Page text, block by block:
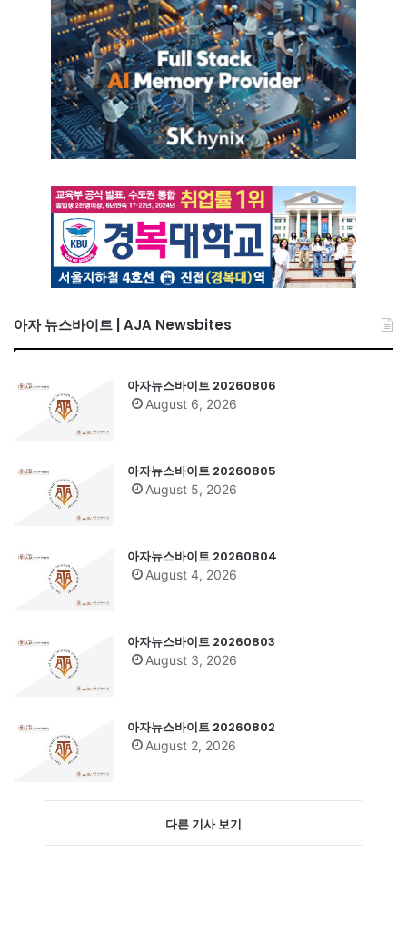
아자 뉴스바이트 | AJA Newsbites
아자뉴스바이트 20260806
August 6, 2026
아자뉴스바이트 20260805
August 5, 2026
아자뉴스바이트 20260804
August 4, 2026
아자뉴스바이트 20260803
August 3, 2026
아자뉴스바이트 20260802
August 2, 2026
다른 기사 보기